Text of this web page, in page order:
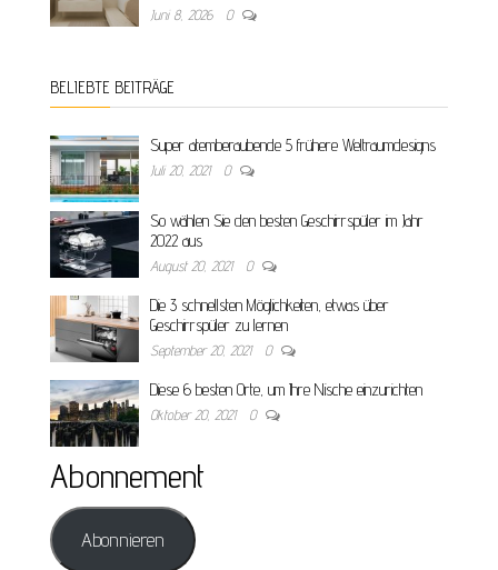
Juni 8, 2026 0
BELIEBTE BEITRÄGE
Super atemberaubende 5 frühere Weltraumdesigns
Juli 20, 2021 0
So wählen Sie den besten Geschirrspüler im Jahr
2022 aus
August 20, 2021 0
Die 3 schnellsten Möglichkeiten, etwas über
Geschirrspüler zu lernen
September 20, 2021 0
Diese 6 besten Orte, um Ihre Nische einzurichten
Oktober 20, 2021 0
Abonnement
Abonnieren